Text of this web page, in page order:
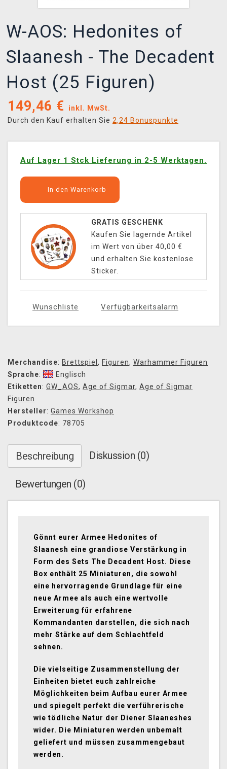
W-AOS: Hedonites of
Slaanesh - The Decadent
Host (25 Figuren)
149,46 €
inkl. MwSt.
Durch den Kauf erhalten Sie 2,24 Bonuspunkte
Auf Lager 1 Stck Lieferung in 2-5 Werktagen.
In den Warenkorb
GRATIS GESCHENK
Kaufen Sie lagernde Artikel
im Wert von über 40,00 €
und erhalten Sie kostenlose
Sticker.
Wunschliste Verfügbarkeitsalarm
Merchandise: Brettspiel , Figuren, Warhammer Figuren
Sprache:
Englisch
Etiketten: GW_AOS, Age of Sigmar, Age of Sigmar
Figuren
Hersteller: Games Workshop
Produktcode: 78705
Beschreibung Diskussion (0)
Bewertungen (0)
Gönnt eurer Armee Hedonites of
Slaanesh eine grandiose Verstärkung in
Form des Sets The Decadent Host. Diese
Box enthält 25 Miniaturen, die sowohl
eine hervorragende Grundlage für eine
neue Armee als auch eine wertvolle
Erweiterung für erfahrene
Kommandanten darstellen, die sich nach
mehr Stärke auf dem Schlachtfeld
sehnen.
Die vielseitige Zusammenstellung der
Einheiten bietet euch zahlreiche
Möglichkeiten beim Aufbau eurer Armee
und spiegelt perfekt die verführerische
wie tödliche Natur der Diener Slaaneshes
wider. Die Miniaturen werden unbemalt
geliefert und müssen zusammengebaut
werden.